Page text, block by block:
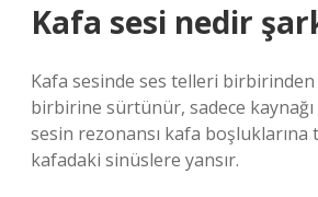
Kafa sesi nedir
Kafa sesinde ses telleri birbirinden
birbirine sürtünür, sadece kaynağı
sesin rezonansı kafa boşluklarına
kafadaki sinüslere yansır.